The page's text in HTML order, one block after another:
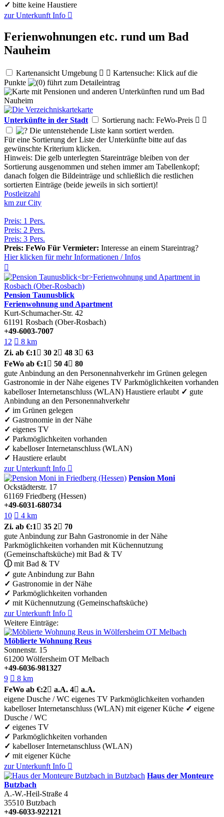
✓ bitte keine Haustiere
zur Unterkunft Info 
Ferienwohnungen etc. rund um Bad
Nauheim
Kartenansicht Umgebung   Kartensuche: Klick auf die
Punkte
führt zum Detaileintrag
Unterkünfte in der Stadt Sortierung nach: FeWo-Preis  
Die untenstehende Liste kann sortiert werden.
Für eine Sortierung der Liste der Unterkünfte bitte auf das
gewünschte Kriterium klicken.
Hinweis: Die gelb unterlegten Stareinträge bleiben von der
Sortierung ausgenommen und stehen immer am Tabellenkopf;
danach folgen die Bildeinträge und schließlich die restlichen
sortierten Einträge (beide jeweils in sich sortiert)!
Postleitzahl
km zur City
Preis: 1 Pers.
Preis: 2 Pers.
Preis: 3 Pers.
Preis: FeWo Für Vermieter: Interesse an einem Stareintrag?
Hier klicken für mehrInformationen /Infos

Pension Taunusblick
Ferienwohnung und Apartment
Kurt-Schumacher-Str. 42
61191 Rosbach (Ober-Rosbach)
+49-6003-7007
12  8 km
Zi. ab €:1  30 2 48 3 63
FeWo ab €:1  50 4 80
gute Anbindung an den Personennahverkehr im Grünen gelegen
Gastronomie in der Nähe eigenes TV Parkmöglichkeiten vorhanden
kabelloser Internetanschluss (WLAN) Haustiere erlaubt ✓ gute
Anbindung an den Personennahverkehr
✓ im Grünen gelegen
✓ Gastronomie in der Nähe
✓ eigenes TV
✓ Parkmöglichkeiten vorhanden
✓ kabelloser Internetanschluss (WLAN)
✓ Haustiere erlaubt
zur Unterkunft Info 
Pension Moni
Ockstädterstr. 17
61169 Friedberg (Hessen)
+49-6031-680734
10  4 km
Zi. ab €:1  35 2 70
gute Anbindung zur Bahn Gastronomie in der Nähe
Parkmöglichkeiten vorhanden mit Küchennutzung
(Gemeinschaftsküche) mit Bad & TV
ⓘmit Bad & TV
✓ gute Anbindung zur Bahn
✓ Gastronomie in der Nähe
✓ Parkmöglichkeiten vorhanden
✓ mit Küchennutzung (Gemeinschaftsküche)
zur Unterkunft Info 
Weitere Einträge:
Möblierte Wohnung Reus
Sonnenstr. 15
61200 Wölfersheim OT Melbach
+49-6036-981327
9  8 km
FeWo ab €:2 a.A. 4 a.A.
eigene Dusche / WC eigenes TV Parkmöglichkeiten vorhanden
kabelloser Internetanschluss (WLAN) mit eigener Küche ✓ eigene
Dusche / WC
✓ eigenes TV
✓ Parkmöglichkeiten vorhanden
✓ kabelloser Internetanschluss (WLAN)
✓ mit eigener Küche
zur Unterkunft Info 
Haus der Monteure
Butzbach
A.-W.-Heil-Straße 4
35510 Butzbach
+49-6033-922121